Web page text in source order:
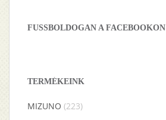
FUSSBOLDOGAN A FACEBOOKON
TERMÉKEINK
MIZUNO (223)